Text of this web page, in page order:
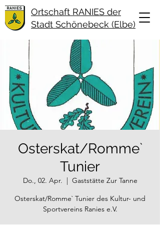
Ortschaft RANIES der
Stadt Schönebeck (Elbe)
Osterskat/Romme`
Tunier
Do., 02. Apr.
  |
Gaststätte Zur Tanne
Osterskat/Romme` Tunier des Kultur- und
Sportvereins Ranies e.V.